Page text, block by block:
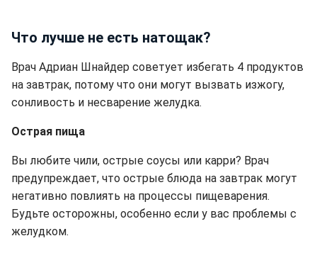
Что лучше не есть натощак?
Врач Адриан Шнайдер советует избегать 4 продуктов
на завтрак, потому что они могут вызвать изжогу,
сонливость и несварение желудка.
Острая пища
Вы любите чили, острые соусы или карри? Врач
предупреждает, что острые блюда на завтрак могут
негативно повлиять на процессы пищеварения.
Будьте осторожны, особенно если у вас проблемы с
желудком.